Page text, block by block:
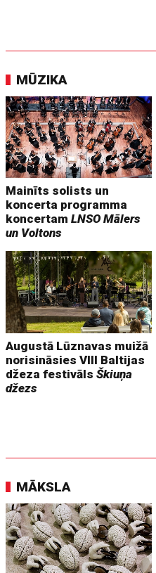
MŪZIKA
Mainīts solists un
koncerta programma
koncertamLNSO Mālers
un Voltons
Augustā Lūznavas muižā
norisināsies VIII Baltijas
džeza festivālsŠkiuņa
džezs
MĀKSLA